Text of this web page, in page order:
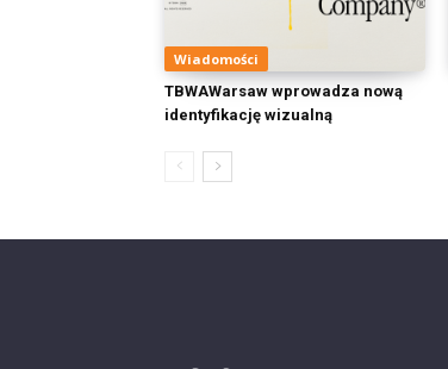
Wiadomości
TBWAWarsaw wprowadza nową
identyfikację wizualną